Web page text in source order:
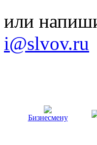
или
i@slvov.ru
Бизнесмену